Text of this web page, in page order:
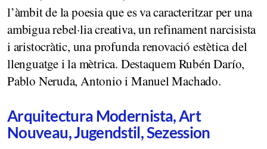
l’àmbit de la poesia que es va caracteritzar per una
ambigua rebel·lia creativa, un refinament narcisista
i aristocràtic, una profunda renovació estètica del
llenguatge i la mètrica. Destaquem Rubén Darío,
Pablo Neruda, Antonio i Manuel Machado.
Arquitectura Modernista, Art
Nouveau, Jugendstil, Sezession